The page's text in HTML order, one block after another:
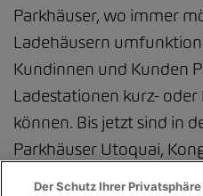
Parkhäuser, wo immer
Ladehäusern
Kundinnen und Kunden
Ladestationen kurz-
können. Bis jetzt sind in
Parkhäuser Utoquai,
Der Schutz Ihrer